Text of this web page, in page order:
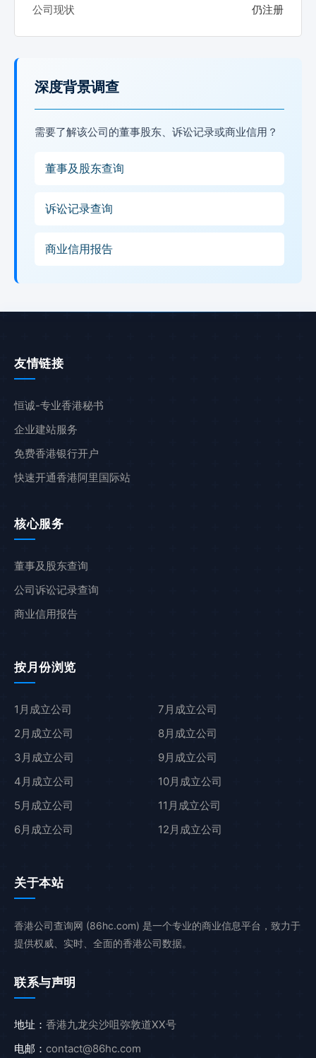
公司现状 仍注册
深度背景调查
需要了解该公司的董事股东、诉讼记录或商业信用？
董事及股东查询
诉讼记录查询
商业信用报告
友情链接
恒诚-专业香港秘书
企业建站服务
免费香港银行开户
快速开通香港阿里国际站
核心服务
董事及股东查询
公司诉讼记录查询
商业信用报告
按月份浏览
1月成立公司
2月成立公司
3月成立公司
4月成立公司
5月成立公司
6月成立公司
7月成立公司
8月成立公司
9月成立公司
10月成立公司
11月成立公司
12月成立公司
关于本站
香港公司查询网 (86hc.com) 是一个专业的商业信息平台，致力于
提供权威、实时、全面的香港公司数据。
联系与声明
地址： 香港九龙尖沙咀弥敦道XX号
电邮： contact@86hc.com